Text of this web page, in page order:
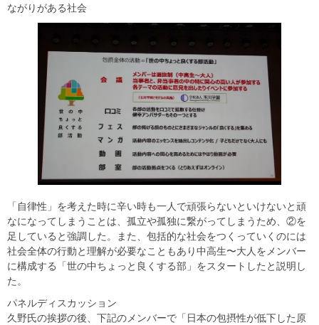
ながりがある社会
「自律性」を考えた時に辛い時も一人で頑張らないといけないと頑
なになってしまうことは、孤立や孤独に繋がってしまうため、②を
足していると強調した。また、包括的な社会をつくっていくのには
社会全体の行動と理解が必要なこともあり中高生〜大人をメンバー
に構成する「世の中ちょっと良くする部」をスタートしたと説明し
た。
パネルディスカッション
久野氏の挨拶の後、下記のメンバーで「日本の包摂性が低下した原